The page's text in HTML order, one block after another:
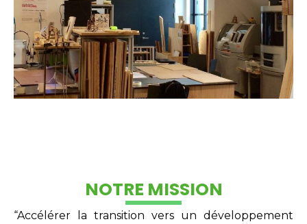
NOTRE MISSION
“Accélérer la transition vers un développement